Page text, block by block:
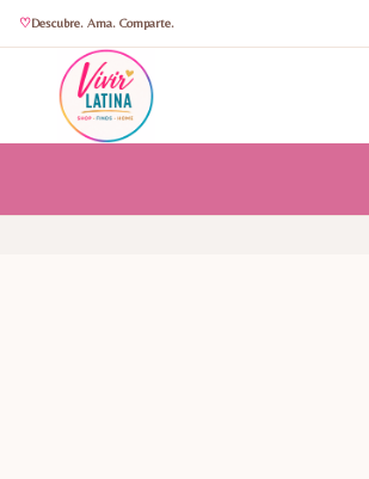
Descubre. Ama. Comparte.
contenido